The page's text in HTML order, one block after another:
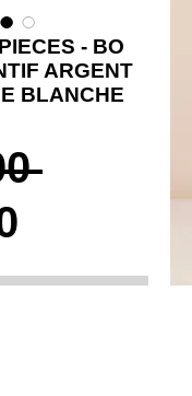
- BO
ARGENT
BLANCHE
Prix